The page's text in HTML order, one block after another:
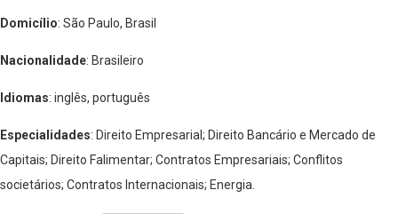
Domicílio: São Paulo, Brasil
Nacionalidade: Brasileiro
Idiomas: inglês, português
Especialidades: Direito Empresarial; Direito Bancário e Mercado de
Capitais; Direito Falimentar; Contratos Empresariais; Conflitos
societários; Contratos Internacionais; Energia.